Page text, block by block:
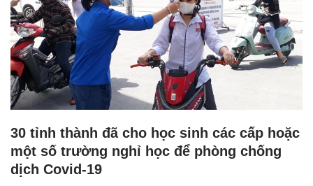
30 tỉnh thành đã cho học sinh các cấp hoặc
một số trường nghỉ học để phòng chống
dịch Covid-19